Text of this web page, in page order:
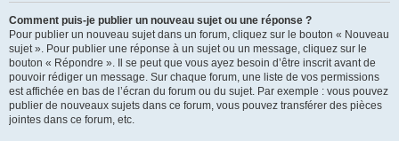
Comment puis-je publier un nouveau sujet ou une réponse ?
Pour publier un nouveau sujet dans un forum, cliquez sur le bouton « Nouveau
sujet ». Pour publier une réponse à un sujet ou un message, cliquez sur le
bouton « Répondre ». Il se peut que vous ayez besoin d’être inscrit avant de
pouvoir rédiger un message. Sur chaque forum, une liste de vos permissions
est affichée en bas de l’écran du forum ou du sujet. Par exemple : vous pouvez
publier de nouveaux sujets dans ce forum, vous pouvez transférer des pièces
jointes dans ce forum, etc.